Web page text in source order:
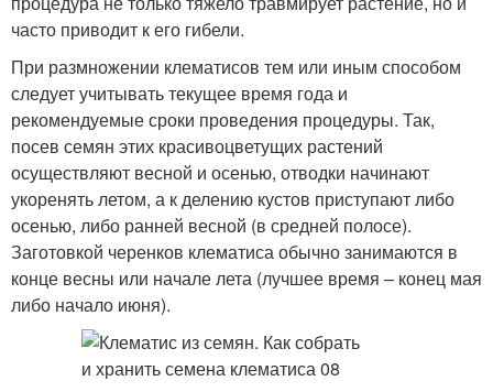
часто приводит к его гибели.
При размножении клематисов тем или иным способом
следует учитывать текущее время года и
рекомендуемые сроки проведения процедуры. Так,
посев семян этих красивоцветущих растений
осуществляют весной и осенью, отводки начинают
укоренять летом, а к делению кустов приступают либо
осенью, либо ранней весной (в средней полосе).
Заготовкой черенков клематиса обычно занимаются в
конце весны или начале лета (лучшее время – конец мая
либо начало июня).